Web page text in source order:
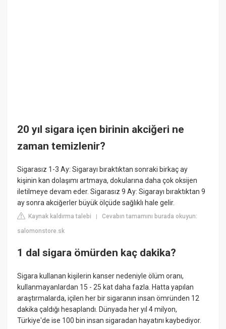
20 yıl sigara içen birinin akciğeri ne
zaman temizlenir?
Sigarasız 1-3 Ay: Sigarayı bıraktıktan sonraki birkaç ay
kişinin kan dolaşımı artmaya, dokularına daha çok oksijen
iletilmeye devam eder. Sigarasız 9 Ay: Sigarayı bıraktıktan 9
ay sonra akciğerler büyük ölçüde sağlıklı hale gelir.
Kaynak kaldırma talebi |Cevabın tamamını burada okuyun:
salomonstore.sk
1 dal sigara ömürden kaç dakika?
Sigara kullanan kişilerin kanser nedeniyle ölüm oranı,
kullanmayanlardan 15 - 25 kat daha fazla. Hatta yapılan
araştırmalarda, içilen her bir sigaranın insan ömründen 12
dakika çaldığı hesaplandı. Dünyada her yıl 4 milyon,
Türkiye'de ise 100 bin insan sigaradan hayatını kaybediyor.